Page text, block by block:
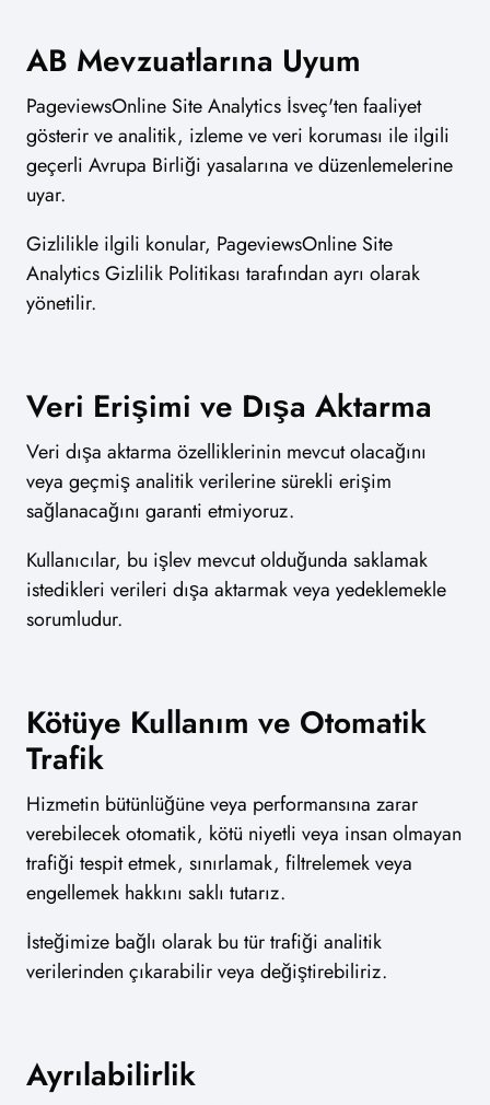
AB Mevzuatlarına Uyum
PageviewsOnline Site Analytics İsveç'ten faaliyet
gösterir ve analitik, izleme ve veri koruması ile ilgili
geçerli Avrupa Birliği yasalarına ve düzenlemelerine
uyar.
Gizlilikle ilgili konular, PageviewsOnline Site
Analytics Gizlilik Politikası tarafından ayrı olarak
yönetilir.
Veri Erişimi ve Dışa Aktarma
Veri dışa aktarma özelliklerinin mevcut olacağını
veya geçmiş analitik verilerine sürekli erişim
sağlanacağını garanti etmiyoruz.
Kullanıcılar, bu işlev mevcut olduğunda saklamak
istedikleri verileri dışa aktarmak veya yedeklemekle
sorumludur.
Kötüye Kullanım ve Otomatik
Trafik
Hizmetin bütünlüğüne veya performansına zarar
verebilecek otomatik, kötü niyetli veya insan olmayan
trafiği tespit etmek, sınırlamak, filtrelemek veya
engellemek hakkını saklı tutarız.
İsteğimize bağlı olarak bu tür trafiği analitik
verilerinden çıkarabilir veya değiştirebiliriz.
Ayrılabilirlik